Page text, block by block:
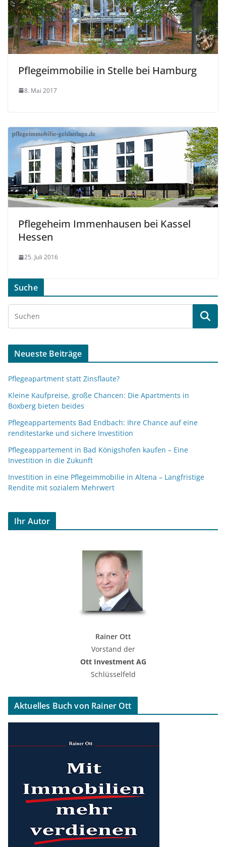
Pflegeimmobilie in Stelle bei Hamburg
8. Mai 2017
Pflegeheim Immenhausen bei Kassel
Hessen
25. Juli 2016
Suche
Neueste Beiträge
Pflegeapartment statt Zinsflaute?
Kleine Kaufpreise, große Chancen: Die Apartments in
Boxberg bieten beides
Pflegeappartements Bad Endbach: Ihre Chance auf eine
renditestarke und sichere Investition
Pflegeappartement in Bad Königshofen kaufen – Eine
Investition in die Zukunft
Investition in eine Pflegeimmobilie in Altena – Langfristige
Rendite mit sozialem Mehrwert
Ihr Autor
Rainer Ott
Vorstand der
Ott Investment AG
Schlüsselfeld
Aktuelles Buch von Rainer Ott